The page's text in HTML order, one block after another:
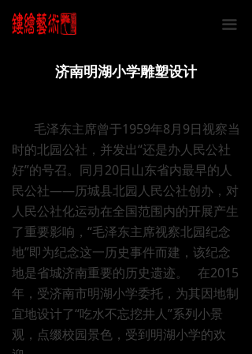
끀
济南明湖小学雕塑设计
毛泽东主席曾于1959年8月9日视察当
时的北园公社，并发出“还是办人民公社
好”的号召。同月20日山东省内最早的人
民公社——历城县北园人民公社创办，对
人民公社化运动在全国范围内的开展产生
了重要影响，“毛泽东主席视察北园纪念
地”即为纪念这一历史事件而建，该纪念
地是省城济南重要的历史遗迹。 在2015
年，受济南市明湖小学委托，为其因地制
宜地设计了“吃水不忘挖井人”系列小景
观，点缀校园景色，受到明湖小学的欢